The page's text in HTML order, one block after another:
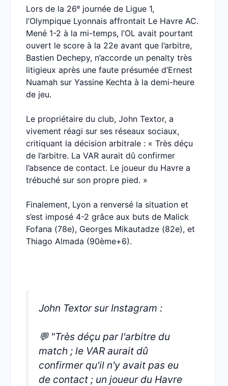
Lors de la 26ᵉ journée de Ligue 1,
l’Olympique Lyonnais affrontait Le Havre AC.
Mené 1-2 à la mi-temps, l’OL avait pourtant
ouvert le score à la 22e avant que l’arbitre,
Bastien Dechepy, n’accorde un penalty très
litigieux après une faute présumée d’Ernest
Nuamah sur Yassine Kechta à la demi-heure
de jeu.
Le propriétaire du club, John Textor, a
vivement réagi sur ses réseaux sociaux,
critiquant la décision arbitrale : « Très déçu
de l’arbitre. La VAR aurait dû confirmer
l’absence de contact. Le joueur du Havre a
trébuché sur son propre pied. »
Finalement, Lyon a renversé la situation et
s’est imposé 4-2 grâce aux buts de Malick
Fofana (78e), Georges Mikautadze (82e), et
Thiago Almada (90ème+6).
John Textor sur Instagram :
💬 "Très déçu par l'arbitre du
match ; le VAR aurait dû
confirmer qu'il n'y avait pas eu
de contact ; un joueur du Havre